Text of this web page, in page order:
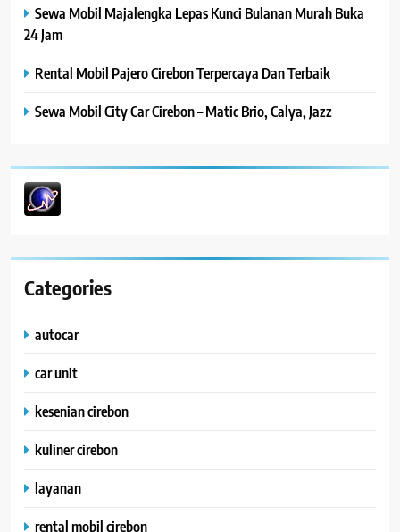
Sewa Mobil Majalengka Lepas Kunci Bulanan Murah Buka
24 Jam
Rental Mobil Pajero Cirebon Terpercaya Dan Terbaik
Sewa Mobil City Car Cirebon – Matic Brio, Calya, Jazz
Categories
autocar
car unit
kesenian cirebon
kuliner cirebon
layanan
rental mobil cirebon